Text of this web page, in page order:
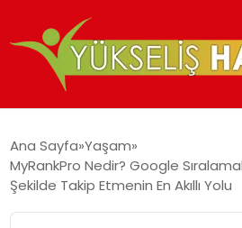
MALIYETLERINI AZALTIYOR’
Ana Sayfa Yaşam
MyRankPro Nedir? Google
Şekilde Takip Etmenin En Akıllı Yolu